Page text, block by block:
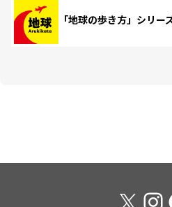
「地球の歩き方」シリー